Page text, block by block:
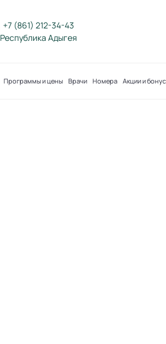
+7 (861) 212-34-43
Республика Адыгея
Программы и цены Врачи Номера Акции и